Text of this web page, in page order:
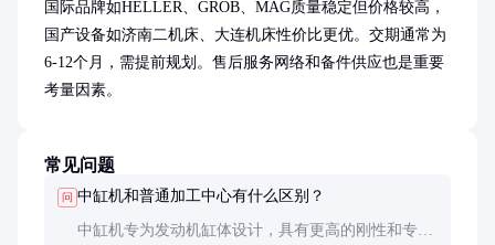
国际品牌如HELLER、GROB、MAG质量稳定但价格较高，
国产设备如济南二机床、大连机床性价比更优。交期通常为
6-12个月，需提前规划。售后服务网络和备件供应也是重要
考量因素。
常见问题
问 中缸机和普通加工中心有什么区别？
中缸机专为发动机缸体设计，具有更高的刚性和专用